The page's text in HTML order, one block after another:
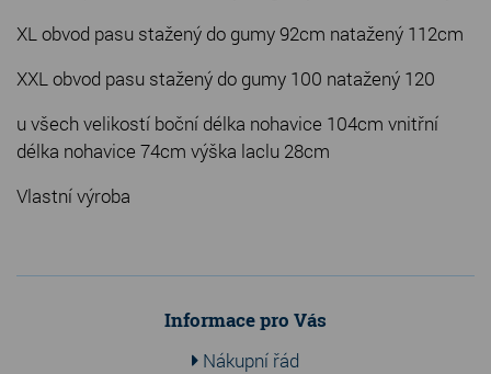
XL obvod pasu stažený do gumy 92cm natažený 112cm
XXL obvod pasu stažený do gumy 100 natažený 120
u všech velikostí boční délka nohavice 104cm vnitřní
délka nohavice 74cm výška laclu 28cm
Vlastní výroba
Informace pro Vás
Nákupní řád